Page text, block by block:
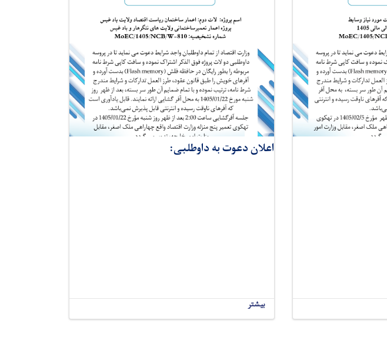
اعلان دعوت به داوطلبی:
بیشتر